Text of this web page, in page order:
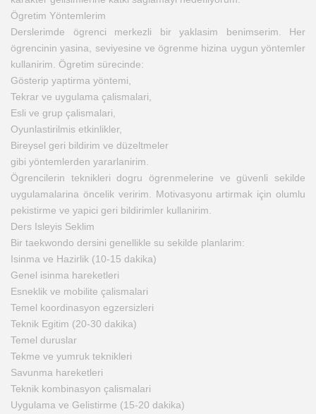
Ögretim Yöntemlerim
Derslerimde ögrenci merkezli bir yaklasim benimserim. Her
ögrencinin yasina, seviyesine ve ögrenme hizina uygun yöntemler
kullanirim. Ögretim sürecinde:
Gösterip yaptirma yöntemi,
Tekrar ve uygulama çalismalari,
Esli ve grup çalismalari,
Oyunlastirilmis etkinlikler,
Bireysel geri bildirim ve düzeltmeler
gibi yöntemlerden yararlanirim.
Ögrencilerin teknikleri dogru ögrenmelerine ve güvenli sekilde
uygulamalarina öncelik veririm. Motivasyonu artirmak için olumlu
pekistirme ve yapici geri bildirimler kullanirim.
Ders Isleyis Seklim
Bir taekwondo dersini genellikle su sekilde planlarim:
Isinma ve Hazirlik (10-15 dakika)
Genel isinma hareketleri
Esneklik ve mobilite çalismalari
Temel koordinasyon egzersizleri
Teknik Egitim (20-30 dakika)
Temel duruslar
Tekme ve yumruk teknikleri
Savunma hareketleri
Teknik kombinasyon çalismalari
Uygulama ve Gelistirme (15-20 dakika)